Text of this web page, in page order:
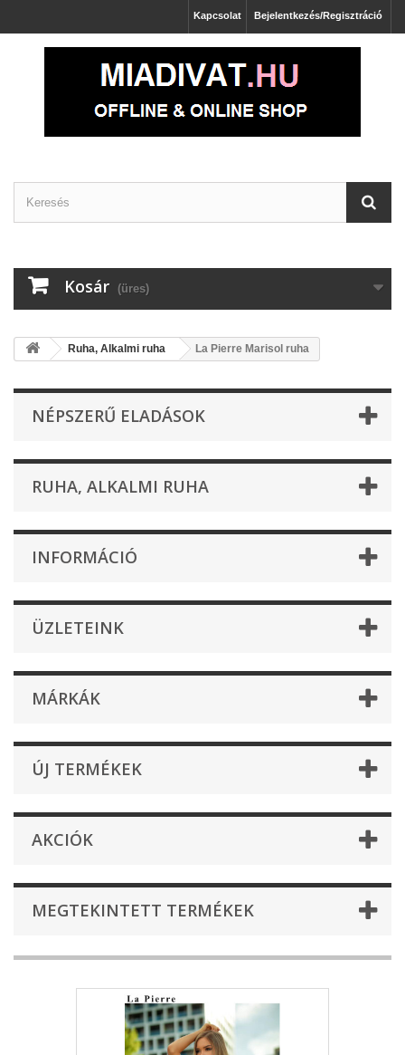
Bejelentkezés/Regisztráció
Kapcsolat
Kosár (üres)
Ruha, Alkalmi ruha La Pierre Marisol ruha
NÉPSZERŰ ELADÁSOK
RUHA, ALKALMI RUHA
INFORMÁCIÓ
ÜZLETEINK
MÁRKÁK
ÚJ TERMÉKEK
AKCIÓK
MEGTEKINTETT TERMÉKEK